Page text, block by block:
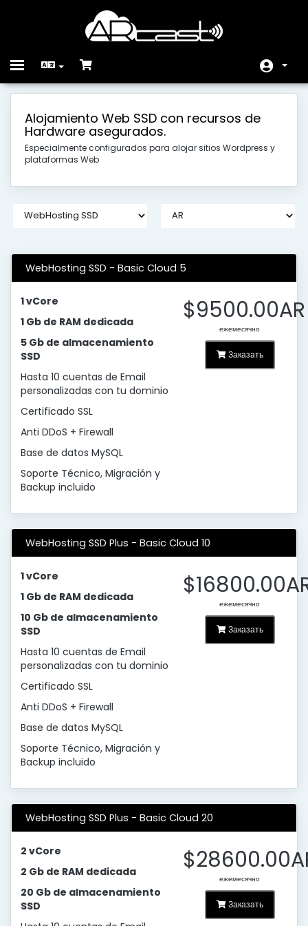
Toggle
Store
Объявления
База знаний
Статус сети
Alojamiento Web SSD con recursos de
Hardware asegurados.
Especialmente configurados para alojar sitios Wordpress y
plataformas Web
WebHosting SSD - Basic Cloud 5
1 vCore
1 Gb de RAM dedicada
5 Gb de almacenamiento
SSD
Hasta 10 cuentas de Email
personalizadas con tu dominio
Certificado SSL
Anti DDoS + Firewall
Base de datos MySQL
Soporte Técnico, Migración y
Backup incluido
$9500.00AR
ежемесячно
Заказать
WebHosting SSD Plus - Basic Cloud 10
1 vCore
1 Gb de RAM dedicada
10 Gb de almacenamiento
SSD
Hasta 10 cuentas de Email
personalizadas con tu dominio
Certificado SSL
Anti DDoS + Firewall
Base de datos MySQL
Soporte Técnico, Migración y
Backup incluido
ежемесячно
Заказать
WebHosting SSD Plus - Basic Cloud 20
2 vCore
2 Gb de RAM dedicada
20 Gb de almacenamiento
SSD
ежемесячно
Заказать